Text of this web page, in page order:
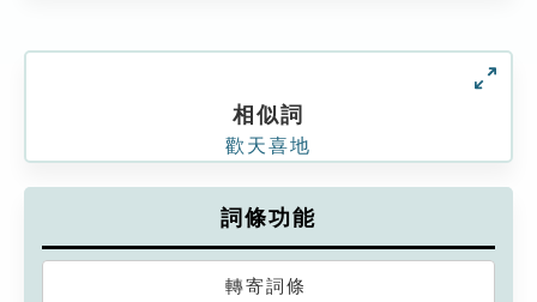
相似詞
歡天喜地
詞條功能
轉寄詞條